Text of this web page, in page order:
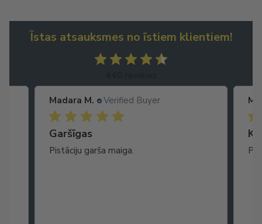
Īstas atsauksmes no īstiem klientiem!
Madara M. Verified Buyer
Garšīgas
Pistāciju garša maiga.